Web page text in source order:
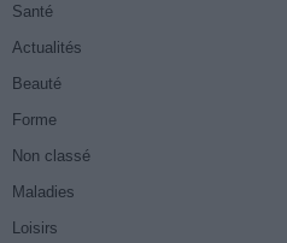
Santé
Actualités
Beauté
Forme
Non classé
Maladies
Loisirs